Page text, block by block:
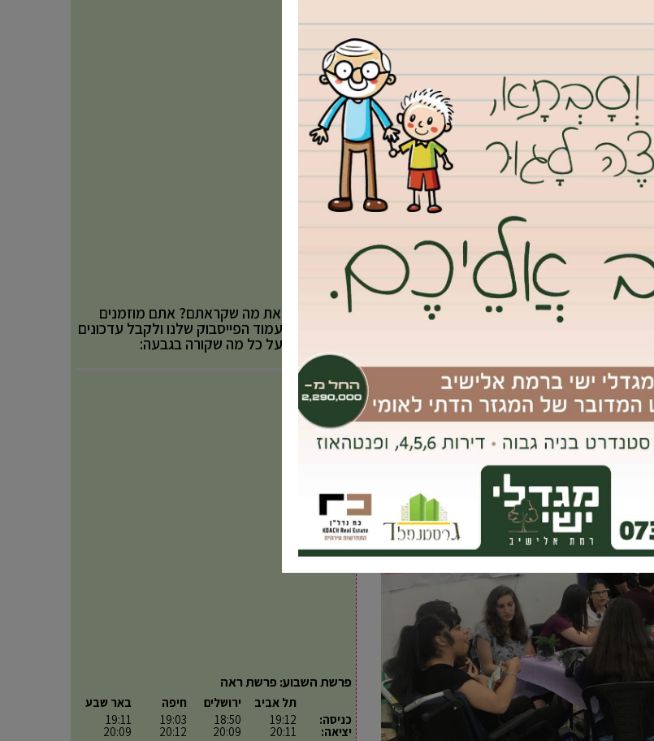
שמואל 20 חניכים בעלי צרכים מיוחדים מעמותת איל”ן שלקחו חלק ביוזמה של
קייטנת קיץ לחניכים.
פדלים, שזירת פרחים, מעגל מתופפים, טיול בנחל
וקבלת כל העדכונים ראשונים בווטסאפ, לחץ/י
שליוו כל חניך וחניך ולא נחו לרגע.
הלימודיים, באחוזי הגיוס ולא פחות חשוב בנתינה
הנני, מורשה ואורות, לרכזים ואילה הקומונרית על
ההמונים ותרמו מזמנם וכשרונם להפעלת הקייטנה
אהבתם את מה שקראתם? אתם מוזמנים
לעקוב אחר עמוד הפייסבוק שלנו ולקבל עדכונים
באופן שוטף על כל מה שקורה בגבעה:
פרשת השבוע: פרשת ראה
כניסה:
יציאה:
תל אביב
19:12
20:11
ירושלים
18:50
20:09
חיפה
19:03
20:12
באר שבע
19:11
20:09